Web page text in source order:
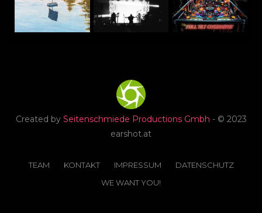
Created by Seitenschmiede Productions Gmbh - © 2023
earshot.at
TEAM KONTAKT IMPRESSUM
DATENSCHUTZ
WE WANT YOU!